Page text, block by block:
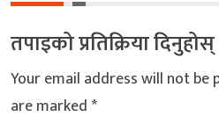
तपाइको प्रतिक्रिया दिनुहोस्
Your email address will not be
are marked*